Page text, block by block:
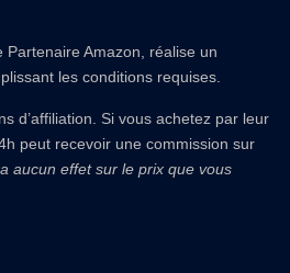
Amazon, réalise un
les conditions requises.
d’affiliation. Si vous achetez par leur
peut recevoir une commission sur
aucun effet sur le prix que vous